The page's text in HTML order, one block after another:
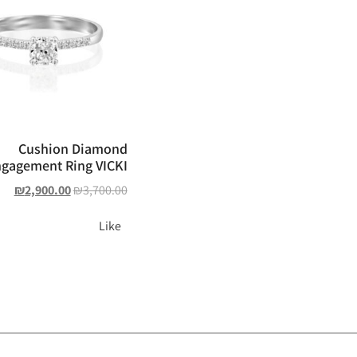
Cushion Diamond
Ring VICKI
₪3,700.00
₪2,900.00
Like